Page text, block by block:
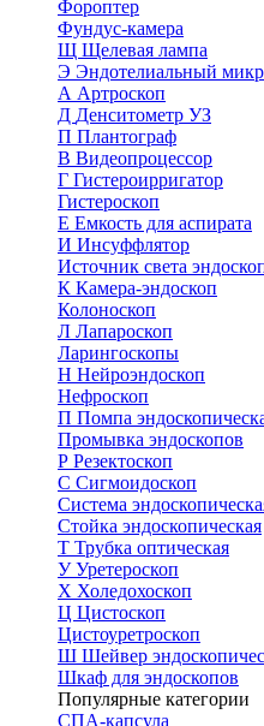
Фороптер
Фундус-камера
Щ Щелевая лампа
Э Эндотелиальный
А Артроскоп
Д Денситометр УЗ
П Плантограф
В Видеопроцессор
Г Гистероирригатор
Гистероскоп
Е Емкость для аспирата
И Инсуффлятор
Источник света
К Камера-эндоскоп
Колоноскоп
Л Лапароскоп
Ларингоскопы
Н Нейроэндоскоп
Нефроскоп
П Помпа
Промывка эндоскопов
Р Резектоскоп
С Сигмоидоскоп
Система
Стойка эндоскопическая
Т Трубка оптическая
УУретероскоп
Х Холедохоскоп
Ц Цистоскоп
Цистоуретроскоп
Ш Шейвер
Шкаф для эндоскопов
Популярные категории
СПА-капсула